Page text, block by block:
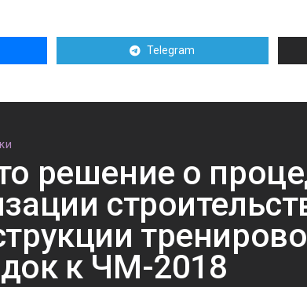
Telegram
решение о
к ЧМ-2018